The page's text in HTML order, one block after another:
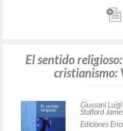
El sentido
cristianismo:
Giussani
Stafford
Ediciones